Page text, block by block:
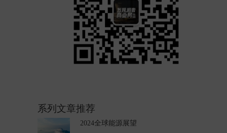
系列文章推荐
2024全球能源展望